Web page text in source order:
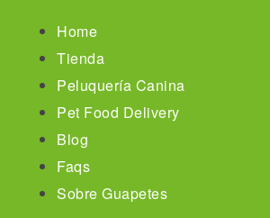
Home
Tienda
Peluquería Canina
Pet Food Delivery
Blog
Faqs
Sobre Guapetes